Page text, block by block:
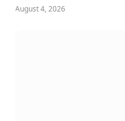
August 4, 2026